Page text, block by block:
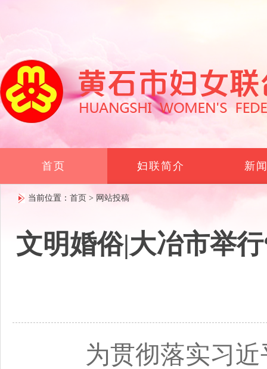
首页 妇联简介 新
当前位置： 首页 > 网站投稿
文明婚俗|大冶市举
为贯彻落实习